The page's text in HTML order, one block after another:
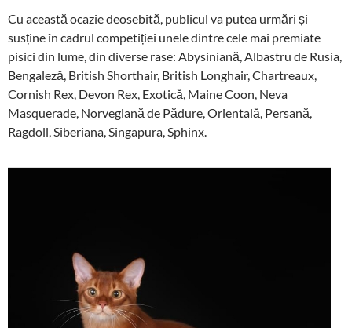
Cu această ocazie deosebită, publicul va putea urmări și
susține în cadrul competiției unele dintre cele mai premiate
pisici din lume, din diverse rase: Abysiniană, Albastru de Rusia,
Bengaleză, British Shorthair, British Longhair, Chartreaux,
Cornish Rex, Devon Rex, Exotică, Maine Coon, Neva
Masquerade, Norvegiană de Pădure, Orientală, Persană,
Ragdoll, Siberiana, Singapura, Sphinx.